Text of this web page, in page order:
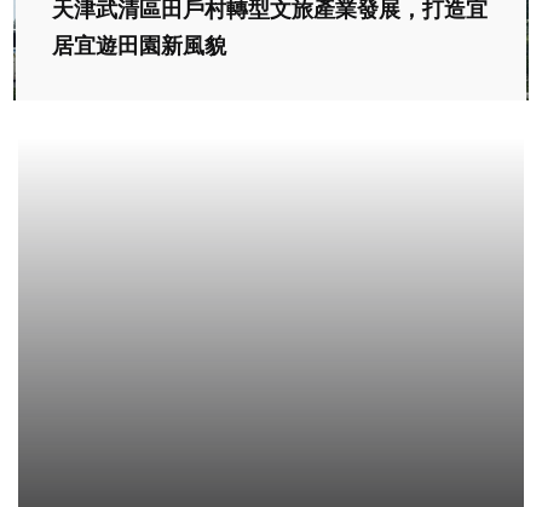
天津武清區田戶村轉型文旅產業發展，打造宜
居宜遊田園新風貌